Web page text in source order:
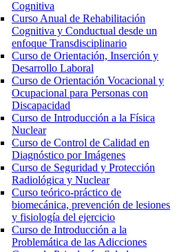
Cognitiva
Curso Anual de Rehabilitación
Cognitiva y Conductual desde un
enfoque Transdisciplinario
Curso de Orientación, Inserción y
Desarrollo Laboral
Curso de Orientación Vocacional y
Ocupacional para Personas con
Discapacidad
Curso de Introducción a la Física
Nuclear
Curso de Control de Calidad en
Diagnóstico por Imágenes
Curso de Seguridad y Protección
Radiológica y Nuclear
Curso teórico-práctico de
biomecánica, prevención de lesiones
y fisiología del ejercicio
Curso de Introducción a la
Problemática de las Adicciones